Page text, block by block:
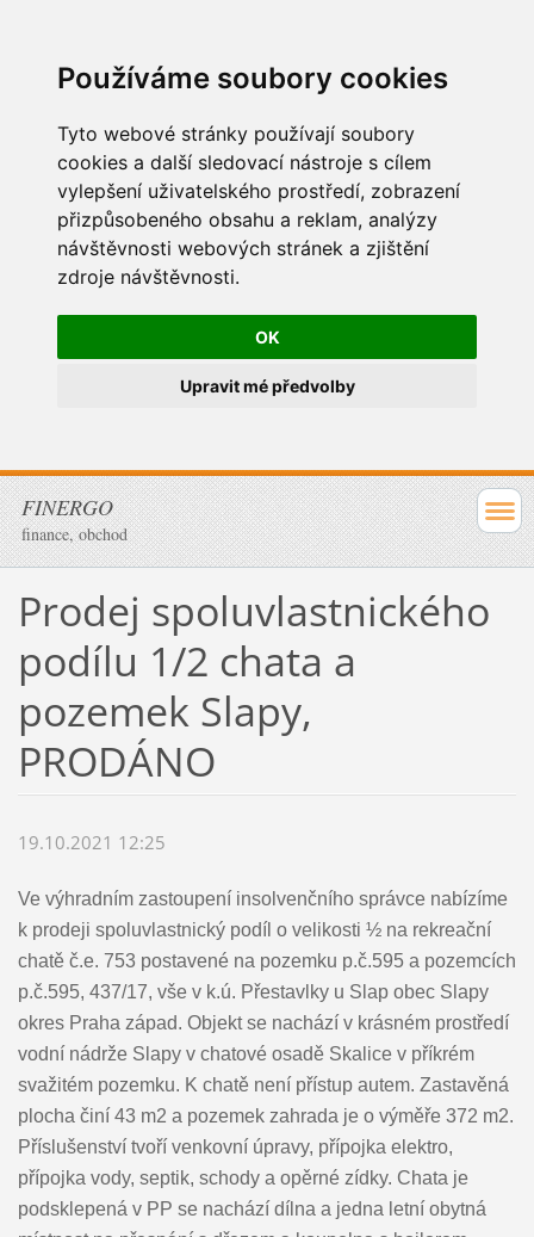
Používáme soubory cookies
Tyto webové stránky používají soubory
cookies a další sledovací nástroje s cílem
vylepšení uživatelského prostředí, zobrazení
přizpůsobeného obsahu a reklam, analýzy
návštěvnosti webových stránek a zjištění
zdroje návštěvnosti.
OK
Upravit mé předvolby
FINERGO
finance, obchod
Prodej spoluvlastnického
podílu 1/2 chata a
pozemek Slapy,
PRODÁNO
19.10.2021 12:25
Ve výhradním zastoupení insolvenčního správce nabízíme
k prodeji spoluvlastnický podíl o velikosti ½ na rekreační
chatě č.e. 753 postavené na pozemku p.č.595 a pozemcích
p.č.595, 437/17, vše v k.ú. Přestavlky u Slap obec Slapy
okres Praha západ. Objekt se nachází v krásném prostředí
vodní nádrže Slapy v chatové osadě Skalice v příkrém
svažitém pozemku. K chatě není přístup autem. Zastavěná
plocha činí 43 m2 a pozemek zahrada je o výměře 372 m2.
Příslušenství tvoří venkovní úpravy, přípojka elektro,
přípojka vody, septik, schody a opěrné zídky. Chata je
podsklepená v PP se nachází dílna a jedna letní obytná